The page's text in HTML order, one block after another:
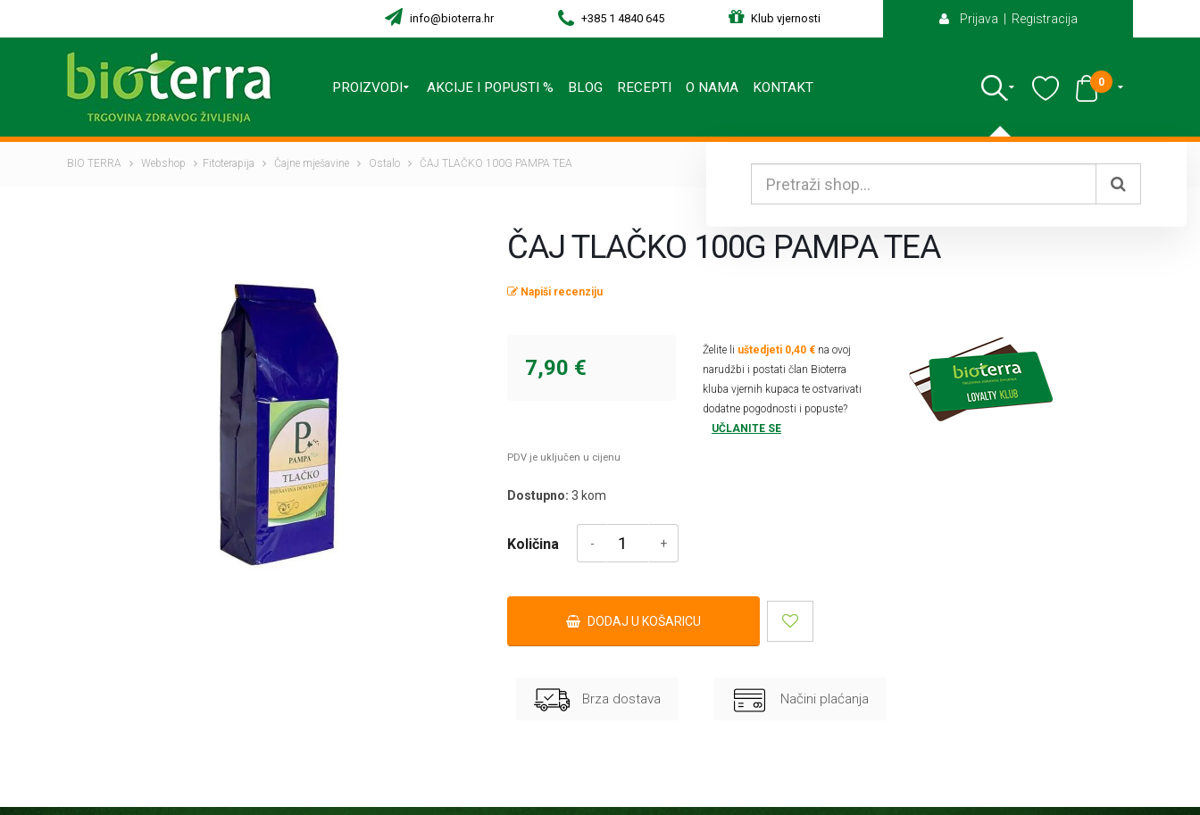
Prijava | Registracija
info@bioterra.hr +385 1 4840 645 Klub vjernosti
PROIZVODI AKCIJE I POPUSTI % BLOG RECEPTI O NAMA KONTAKT 0
BIO TERRA Webshop Fitoterapija Čajne mješavine Ostalo ČAJ TLAČKO 100G PAMPA TEA
ČAJ TLAČKO 100G PAMPA TEA
Napiši recenziju
7,90 €
Želite li uštedjeti 0,40 €na ovoj
narudžbi i postati član Bioterra
kluba vjernih kupaca te ostvarivati
dodatne pogodnosti i popuste?
UČLANITE SE
PDV je uključen u cijenu
Dostupno: 3 kom
Količina
DODAJ U KOŠARICU
Brza dostava Načini plaćanja